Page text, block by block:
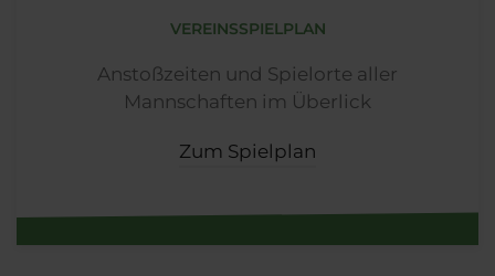
VEREINSSPIELPLAN
Anstoßzeiten und Spielorte aller
Mannschaften im Überlick
Zum Spielplan